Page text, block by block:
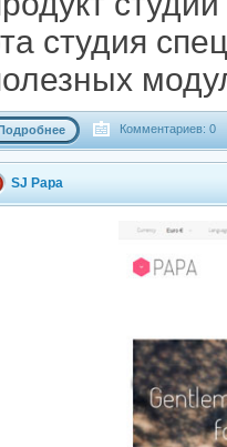
студия
Комментариев: 0
SJ Papa